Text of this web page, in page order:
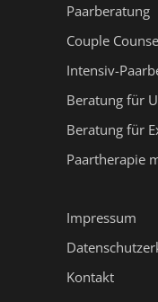
Paarberatung
Couple
Intensiv-
Beratung für
Beratung für
Paartherapie
Impressum
Kontakt